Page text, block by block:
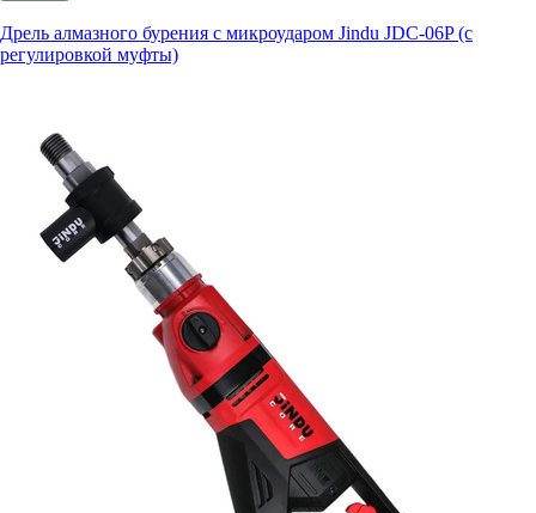
Дрель алмазного бурения с микроударом Jindu JDC-06P (с
регулировкой муфты)